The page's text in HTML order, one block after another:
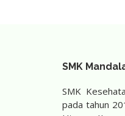
SMK
SMK
pada tahun